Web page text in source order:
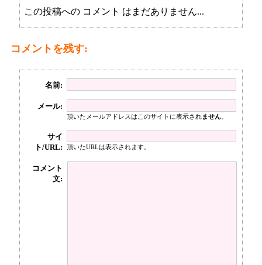
この投稿への コメント はまだありません...
コメントを残す:
名前:
メール:
頂いたメールアドレスはこのサイトに表示されません。
サイ
ト/URL:
頂いたURLは表示されます。
コメント
文: